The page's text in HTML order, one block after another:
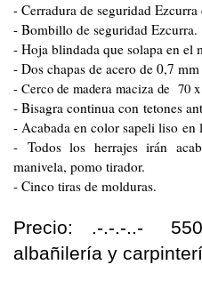
- Cerradura de seguridad
- Bombillo de seguridad Ezcurra.
- Hoja blindada que solapa en el
- Dos chapas de acero de 0,7
- Cerco de madera maciza de 70
- Bisagra continua con tetones
- Acabada en color sapeli liso en
- Todos los herrajes irán
manivela, pomo tirador.
- Cinco tiras de molduras.
Precio: .-.-.-..- 550
albañilería y